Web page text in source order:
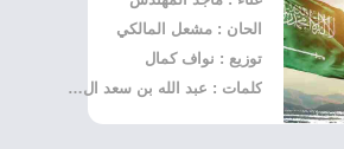
الحان : مشعل المالكي
توزيع : نواف كمال
كلمات : عبد الله بن سعد ال سعود